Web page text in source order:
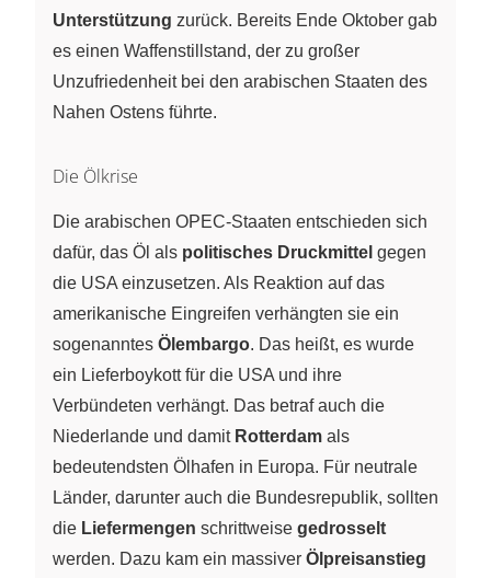
Unterstützung zurück. Bereits Ende Oktober gab
es einen Waffenstillstand, der zu großer
Unzufriedenheit bei den arabischen Staaten des
Nahen Ostens führte.
Die Ölkrise
Die arabischen OPEC-Staaten entschieden sich
dafür, das Öl als politisches Druckmittel gegen
die USA einzusetzen. Als Reaktion auf das
amerikanische Eingreifen verhängten sie ein
sogenanntes Ölembargo. Das heißt, es wurde
ein Lieferboykott für die USA und ihre
Verbündeten verhängt. Das betraf auch die
Niederlande und damit Rotterdam als
bedeutendsten Ölhafen in Europa. Für neutrale
Länder, darunter auch die Bundesrepublik, sollten
die Liefermengen schrittweise gedrosselt
werden. Dazu kam ein massiver Ölpreisanstieg